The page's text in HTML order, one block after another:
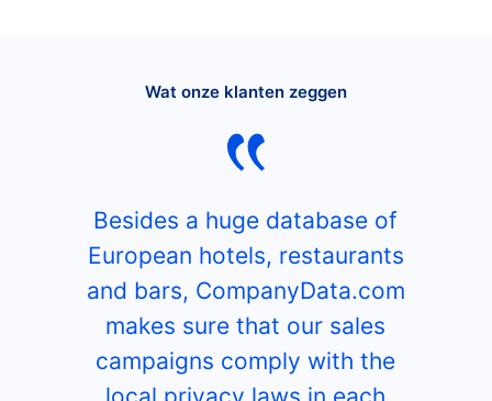
Wat onze klanten zeggen
Besides a huge database of
European hotels, restaurants
and bars, CompanyData.com
makes sure that our sales
campaigns comply with the